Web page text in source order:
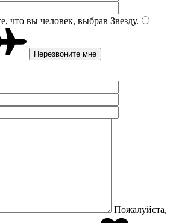
что вы человек, выбрав Звезду.
Пожалуйста,